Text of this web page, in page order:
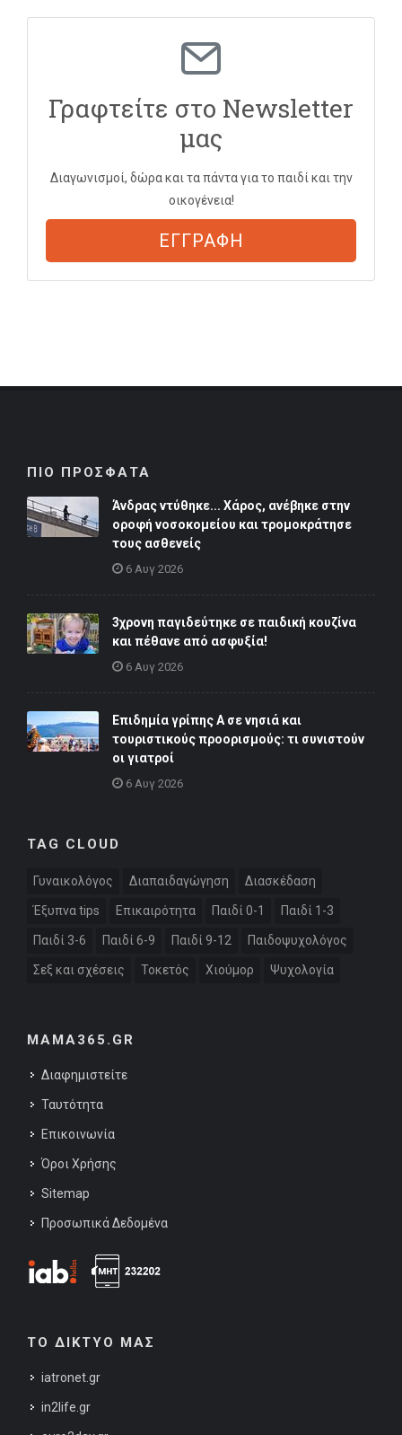
Γραφτείτε στο Newsletter
μας
Διαγωνισμοί, δώρα και τα πάντα για το παιδί και την
οικογένεια!
ΕΓΓΡΑΦΗ
ΠΙΟ ΠΡΟΣΦΑΤΑ
Άνδρας ντύθηκε... Χάρος, ανέβηκε στην
οροφή νοσοκομείου και τρομοκράτησε
τους ασθενείς
6 Αυγ 2026
3χρονη παγιδεύτηκε σε παιδική κουζίνα
και πέθανε από ασφυξία!
6 Αυγ 2026
Επιδημία γρίπης Α σε νησιά και
τουριστικούς προορισμούς: τι συνιστούν
οι γιατροί
6 Αυγ 2026
TAG CLOUD
Γυναικολόγος Διαπαιδαγώγηση Διασκέδαση
Έξυπνα tips Επικαιρότητα Παιδί 0-1 Παιδί 1-3
Παιδί 3-6 Παιδί 6-9 Παιδί 9-12 Παιδοψυχολόγος
Σεξ και σχέσεις Τοκετός Χιούμορ Ψυχολογία
MAMA365.GR
Διαφημιστείτε
Ταυτότητα
Επικοινωνία
Όροι Χρήσης
Sitemap
Προσωπικά Δεδομένα
ΤΟ ΔΙΚΤΥΟ ΜΑΣ
iatronet.gr
in2life.gr